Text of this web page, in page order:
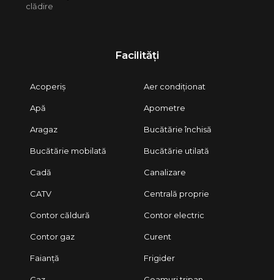
clădire
Facilități
Acoperiș Aer condiționat
Apă Apometre
Aragaz Bucătărie închisă
Bucătărie mobilată Bucătărie utilată
Cadă Canalizare
CATV Centrală proprie
Contor căldură Contor electric
Contor gaz Curent
Faianță Frigider